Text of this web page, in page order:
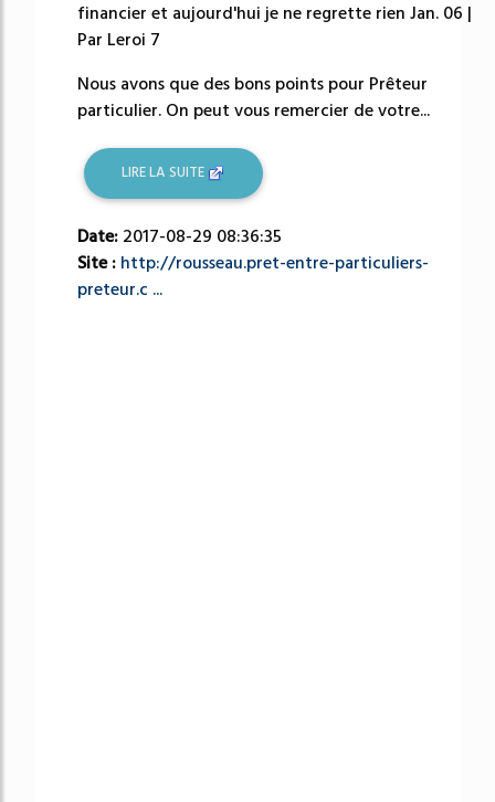
financier et aujourd'hui je ne regrette rien Jan. 06 |
Par Leroi 7
Nous avons que des bons points pour Prêteur
particulier. On peut vous remercier de votre...
LIRE LA SUITE
Date: 2017-08-29 08:36:35
Site : http://rousseau.pret-entre-particuliers-
preteur.c ...